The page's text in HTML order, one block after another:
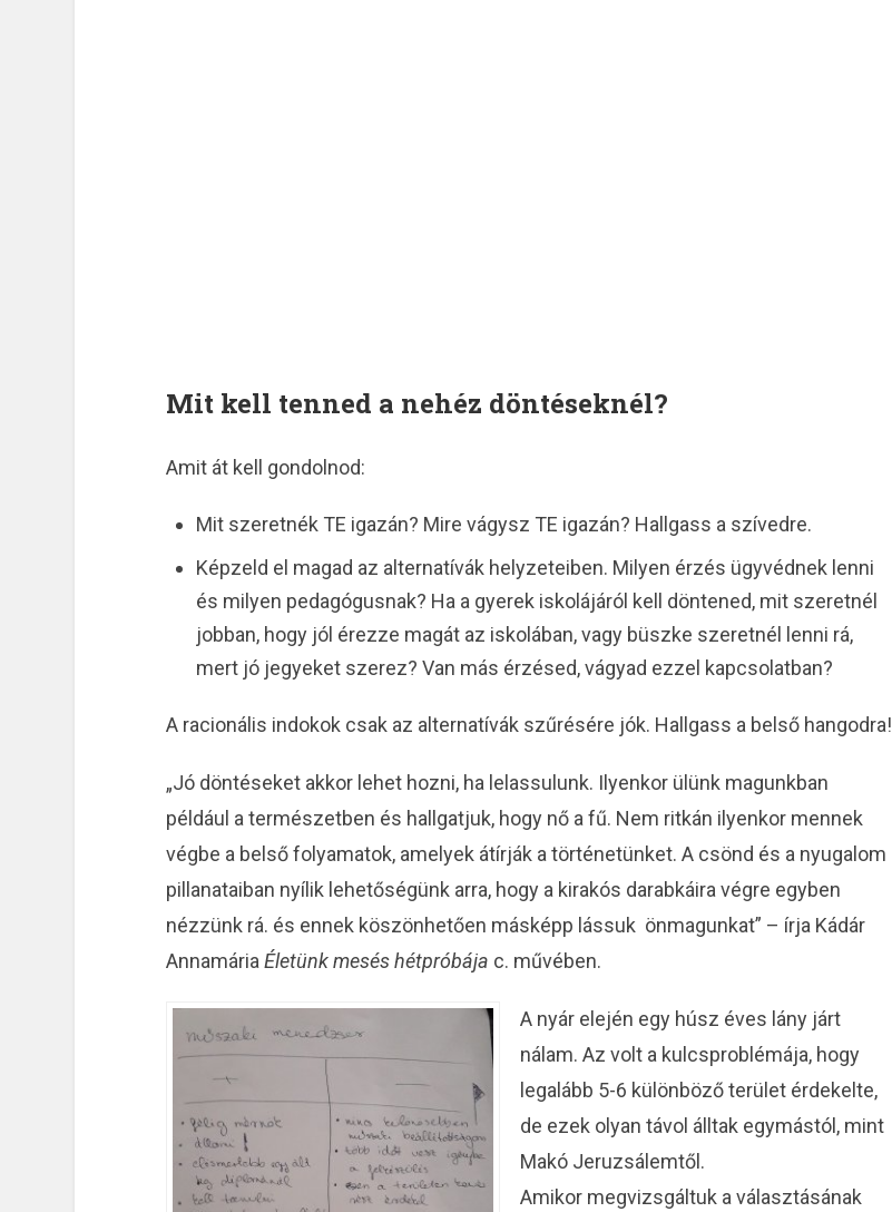
Mit kell tenned a nehéz döntéseknél?
Amit át kell gondolnod:
Mit szeretnék TE igazán? Mire vágysz TE igazán? Hallgass a szívedre.
Képzeld el magad az alternatívák helyzeteiben. Milyen érzés ügyvédnek lenni
és milyen pedagógusnak? Ha a gyerek iskolájáról kell döntened, mit szeretnél
jobban, hogy jól érezze magát az iskolában, vagy büszke szeretnél lenni rá,
mert jó jegyeket szerez? Van más érzésed, vágyad ezzel kapcsolatban?
A racionális indokok csak az alternatívák szűrésére jók. Hallgass a belső hangodra!
„Jó döntéseket akkor lehet hozni, ha lelassulunk. Ilyenkor ülünk magunkban
például a természetben és hallgatjuk, hogy nő a fű. Nem ritkán ilyenkor mennek
végbe a belső folyamatok, amelyek átírják a történetünket. A csönd és a nyugalom
pillanataiban nyílik lehetőségünk arra, hogy a kirakós darabkáira végre egyben
nézzünk rá. és ennek köszönhetően másképp lássuk önmagunkat” – írja Kádár
Annamária Életünk mesés hétpróbája c. művében.
A nyár elején egy húsz éves lány járt
nálam. Az volt a kulcsproblémája, hogy
legalább 5-6 különböző terület érdekelte,
de ezek olyan távol álltak egymástól, mint
Makó Jeruzsálemtől.
Amikor megvizsgáltuk a választásának